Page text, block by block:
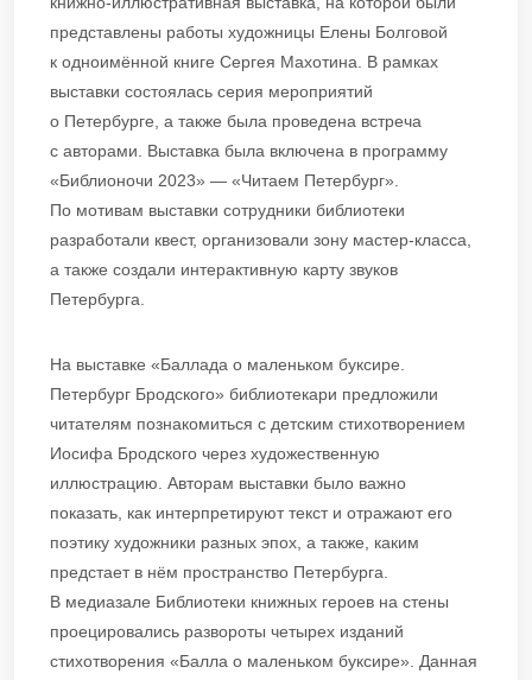
представлены работы художницы Елены Болговой
к одноимённой книге Сергея Махотина. В рамках
выставки состоялась серия мероприятий
о Петербурге, а также была проведена встреча
с авторами. Выставка была включена в программу
«Библионочи 2023» — «Читаем Петербург».
По мотивам выставки сотрудники библиотеки
разработали квест, организовали зону мастер-класса,
а также создали интерактивную карту звуков
Петербурга.
На выставке «Баллада о маленьком буксире.
Петербург Бродского» библиотекари предложили
читателям познакомиться с детским стихотворением
Иосифа Бродского через художественную
иллюстрацию. Авторам выставки было важно
показать, как интерпретируют текст и отражают его
поэтику художники разных эпох, а также, каким
предстает в нём пространство Петербурга.
В медиазале Библиотеки книжных героев на стены
проецировались развороты четырех изданий
стихотворения «Балла о маленьком буксире». Данная